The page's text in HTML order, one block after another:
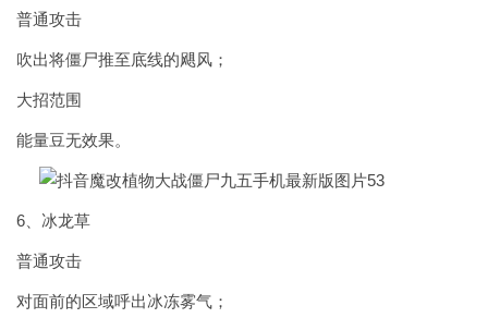
普通攻击
吹出将僵尸推至底线的飓风；
大招范围
能量豆无效果。
6、冰龙草
普通攻击
对面前的区域呼出冰冻雾气；